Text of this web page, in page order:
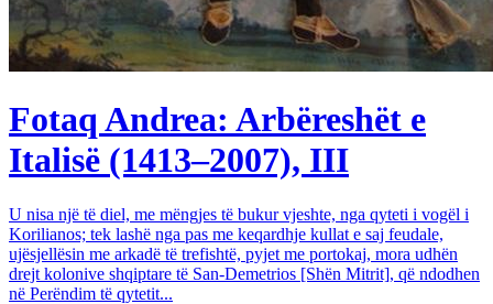
Fotaq Andrea: Arbëreshët e
Italisë (1413–2007), III
U nisa një të diel, me mëngjes të bukur vjeshte, nga qyteti i vogël i
Korilianos; tek lashë nga pas me keqardhje kullat e saj feudale,
ujësjellësin me arkadë të trefishtë, pyjet me portokaj, mora udhën
drejt kolonive shqiptare të San-Demetrios [Shën Mitrit], që ndodhen
në Perëndim të qytetit...